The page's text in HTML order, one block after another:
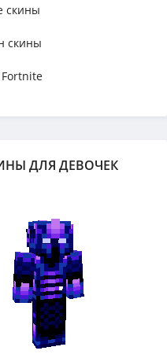
скины
скины
ДЛЯ ДЕВОЧЕК